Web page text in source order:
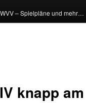
– Spielpläne und mehr…
knapp am